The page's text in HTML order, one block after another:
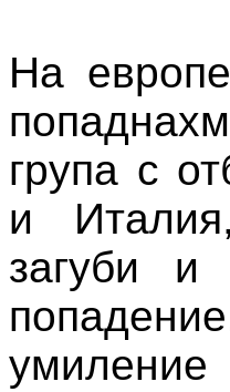
На
група с
и
загуби и